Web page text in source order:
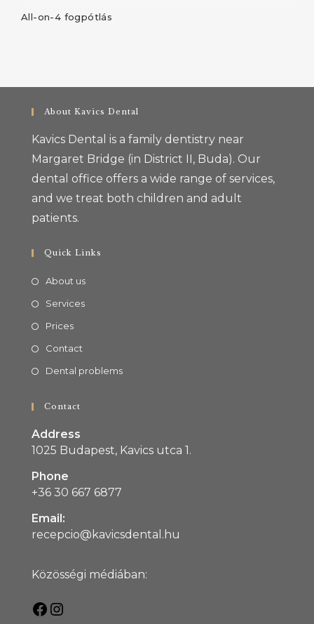
All-on-4 fogpótlás
About Kavics Dental
Kavics Dental is a family dentistry near
Margaret Bridge (in District II, Buda). Our
dental office offers a wide range of services,
and we treat both children and adult
patients.
Quick Links
About us
Services
Prices
Contact
Dental problems
Contact
Address
1025 Budapest, Kavics utca 1.
Phone
+36 30 667 6877
Email:
recepcio@kavicsdental.hu
Közösségi médiában: